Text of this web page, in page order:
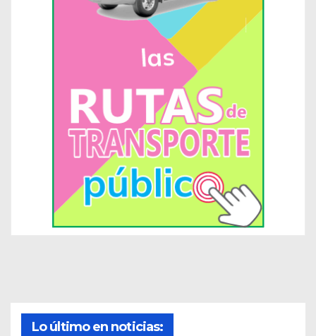
Lo último en noticias: